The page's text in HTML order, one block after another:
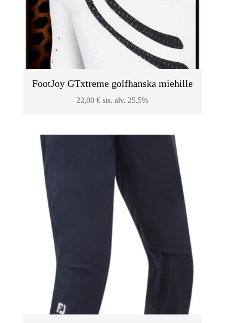
FootJoy GTxtreme golfhanska miehille
22,00€ sis. alv. 25.5%